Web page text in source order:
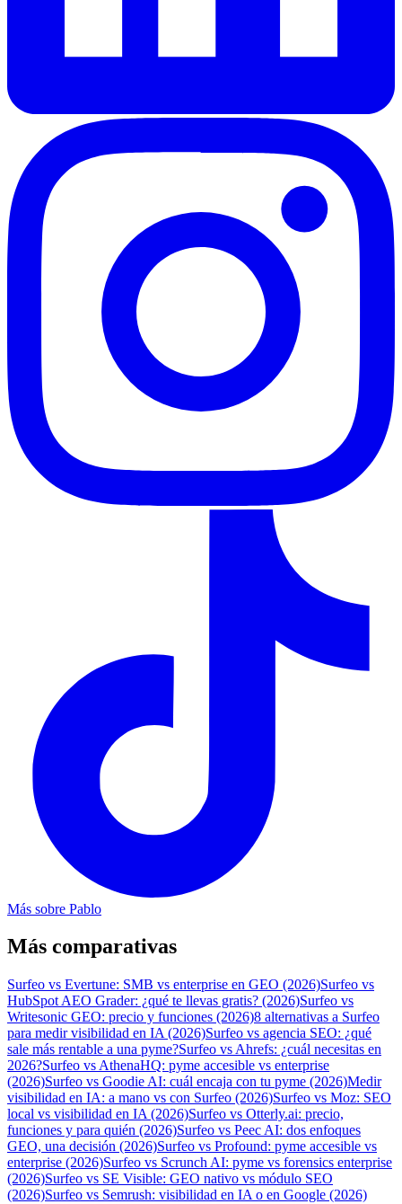
Más sobre Pablo
Más comparativas
Surfeo vs Evertune: SMB vs enterprise en GEO (2026)Surfeo vs
HubSpot AEO Grader: ¿qué te llevas gratis? (2026)Surfeo vs
Writesonic GEO: precio y funciones (2026)8 alternativas a Surfeo
para medir visibilidad en IA (2026)Surfeo vs agencia SEO: ¿qué
sale más rentable a una pyme?Surfeo vs Ahrefs: ¿cuál necesitas en
2026?Surfeo vs AthenaHQ: pyme accesible vs enterprise
(2026)Surfeo vs Goodie AI: cuál encaja con tu pyme (2026)Medir
visibilidad en IA: a mano vs con Surfeo (2026)Surfeo vs Moz: SEO
local vs visibilidad en IA (2026)Surfeo vs Otterly.ai: precio,
funciones y para quién (2026)Surfeo vs Peec AI: dos enfoques
GEO, una decisión (2026)Surfeo vs Profound: pyme accesible vs
enterprise (2026)Surfeo vs Scrunch AI: pyme vs forensics enterprise
(2026)Surfeo vs SE Visible: GEO nativo vs módulo SEO
(2026)Surfeo vs Semrush: visibilidad en IA o en Google (2026)